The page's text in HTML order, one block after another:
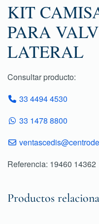
KIT
PARA
LATERAL
Consultar producto:
33 4494 4530
33 1478 8800
Referencia: 19460 14362
Productos